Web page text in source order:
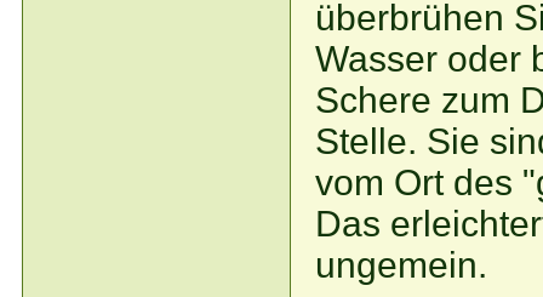
überbrühen
Wasser oder
Schere zum
Stelle. Sie
vom Ort des
Das
ungemein.